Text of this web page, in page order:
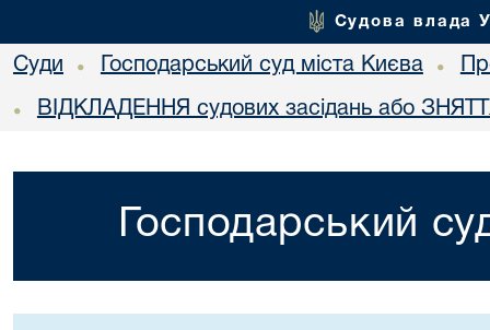
Судова влада
Суди • Господарський суд міста Києва •
• ВІДКЛАДЕННЯ судових засідань або
Господарський